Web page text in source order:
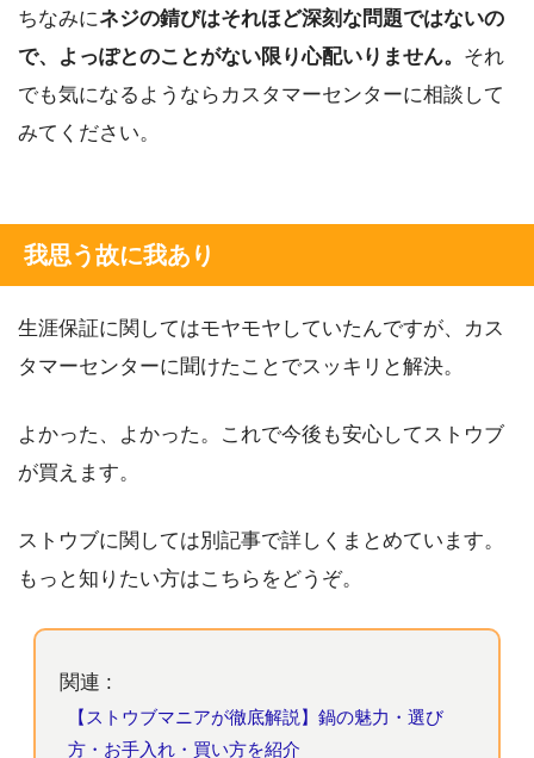
ちなみにネジの錆びはそれほど深刻な問題ではないの
で、よっぽとのことがない限り心配いりません。 それ
でも気になるようならカスタマーセンターに相談して
みてください。
我思う故に我あり
生涯保証に関してはモヤモヤしていたんですが、カス
タマーセンターに聞けたことでスッキリと解決。
よかった、よかった。これで今後も安心してストウブ
が買えます。
ストウブに関しては別記事で詳しくまとめています。
もっと知りたい方はこちらをどうぞ。
関連 :
【ストウブマニアが徹底解説】鍋の魅力・選び
方・お手入れ・買い方を紹介